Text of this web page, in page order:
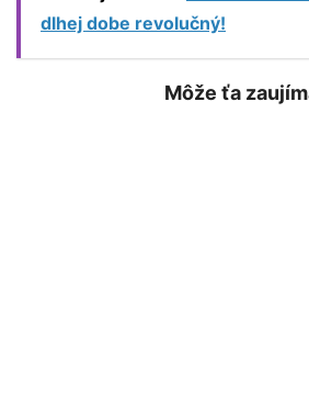
dlhej dobe revolučný!
Môže ťa